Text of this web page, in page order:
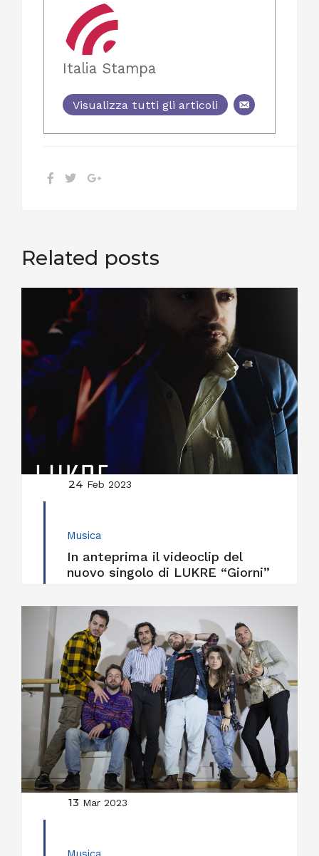
Italia Stampa
Visualizza tutti gli articoli
Related posts
24 Feb 2023
Musica
In anteprima il videoclip del
nuovo singolo di LUKRE “Giorni”
13 Mar 2023